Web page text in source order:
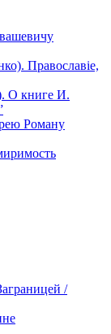
Православiе,
О книге И.
Роману